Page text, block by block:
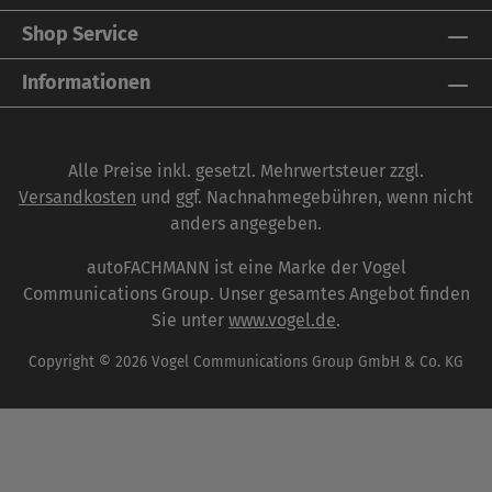
den Meisterschüler in leichtverständlicher Form
Schritt für Schritt durch die Grundbegriffe der
Betriebswirtschaft. Übungen und
auf die Meisterprüfung Kfz. Als Ergänzung eignet
sich das Buch Management im Kfz-Betrieb .
Shop Service
Informationen
Alle Preise inkl. gesetzl. Mehrwertsteuer zzgl.
Versandkosten und ggf. Nachnahmegebühren, wenn nicht
anders angegeben.
autoFACHMANN ist eine Marke der Vogel
Communications Group. Unser gesamtes Angebot finden
Sie unter www.vogel.de.
Copyright © 2026 Vogel Communications Group GmbH & Co. KG